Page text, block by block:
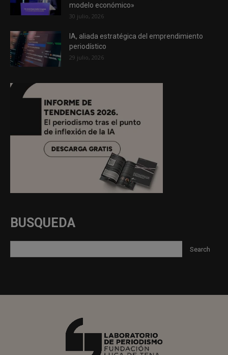
modelo económico»
30 julio, 2026
IA, aliada estratégica del emprendimiento
periodístico
29 julio, 2026
BUSQUEDA